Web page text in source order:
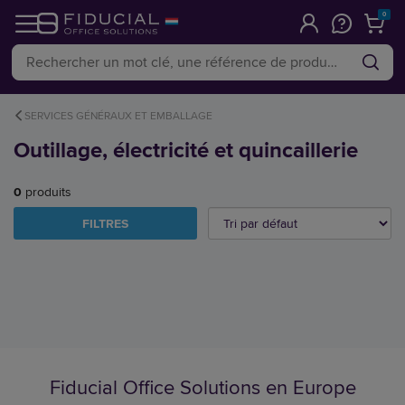
0
SERVICES GÉNÉRAUX ET EMBALLAGE
Outillage, électricité et quincaillerie
0 produits
FILTRES
Fiducial Office Solutions en Europe